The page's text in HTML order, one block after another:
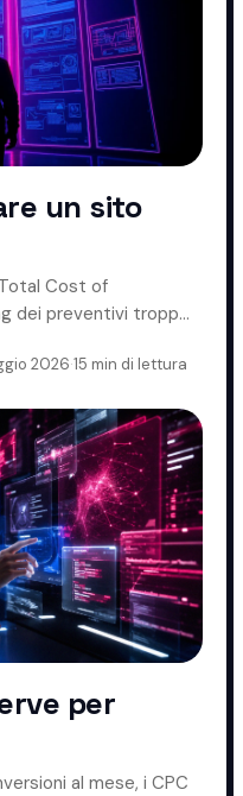
un sito
Cost of
dei preventivi troppo
2026·15 min di lettura
per
al mese, i CPC